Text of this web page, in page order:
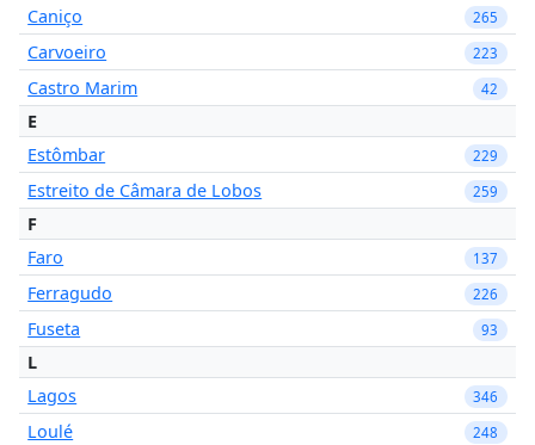
Caniço 265
Carvoeiro 223
Castro Marim 42
E
Estômbar
229
Estreito de Câmara de Lobos 259
F
Faro
137
Ferragudo 226
Fuseta 93
L
Lagos
346
Loulé 248